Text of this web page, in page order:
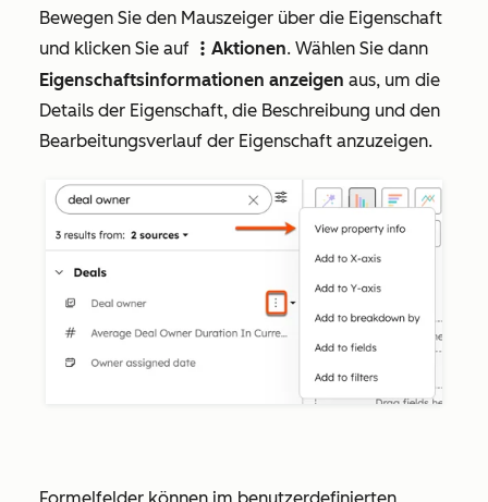
Bewegen Sie den Mauszeiger über die Eigenschaft
und klicken Sie auf
verticalMenuA Aktionen. Wählen Sie dann
Eigenschaftsinformationen anzeigen aus, um die
Details der Eigenschaft, die Beschreibung und den
Bearbeitungsverlauf der Eigenschaft anzuzeigen.